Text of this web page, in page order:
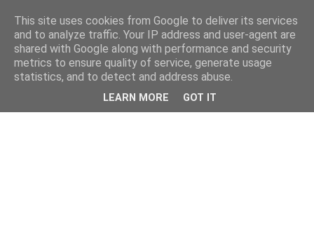
This site uses cookies from Google to deliver its services
and to analyze traffic. Your IP address and user-agent are
shared with Google along with performance and security
metrics to ensure quality of service, generate usage
statistics, and to detect and address abuse.
LEARN MORE GOT IT